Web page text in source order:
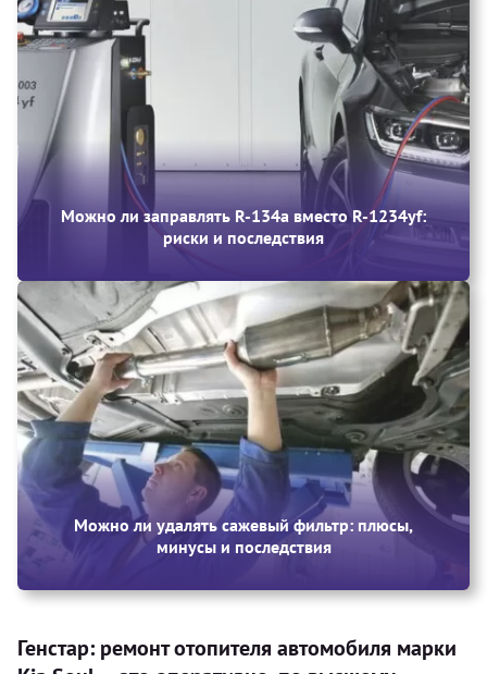
Можно ли заправлять R-134a вместо R-1234yf:
риски и последствия
Можно ли удалять сажевый фильтр: плюсы,
минусы и последствия
Генстар: ремонт отопителя автомобиля марки